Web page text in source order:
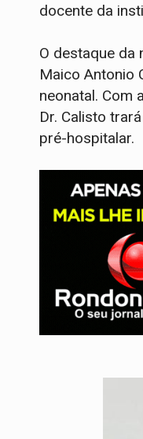
docente da
O destaque
Maico Antonio
neonatal. Com
Dr. Calisto
pré-hospitalar.